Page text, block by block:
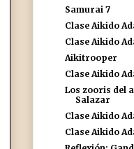
Samurai 7
Clase Aikido
Clase Aikido
Aikitrooper
Clase Aikido
Los zooris del
Salazar
Clase Aikido
Clase Aikido